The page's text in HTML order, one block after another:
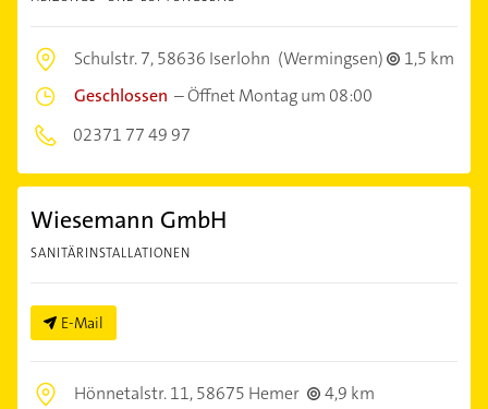
Schulstr. 7,58636 Iserlohn (Wermingsen)
1,5 km
Geschlossen –Öffnet Montag um 08:00
02371 77 49 97
Wiesemann GmbH
SANITÄRINSTALLATIONEN
E-Mail
Hönnetalstr. 11,58675 Hemer
4,9 km